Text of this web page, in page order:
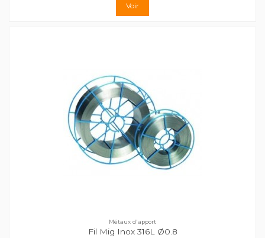
Voir
Métaux d'apport
Fil Mig Inox 316L Ø0.8